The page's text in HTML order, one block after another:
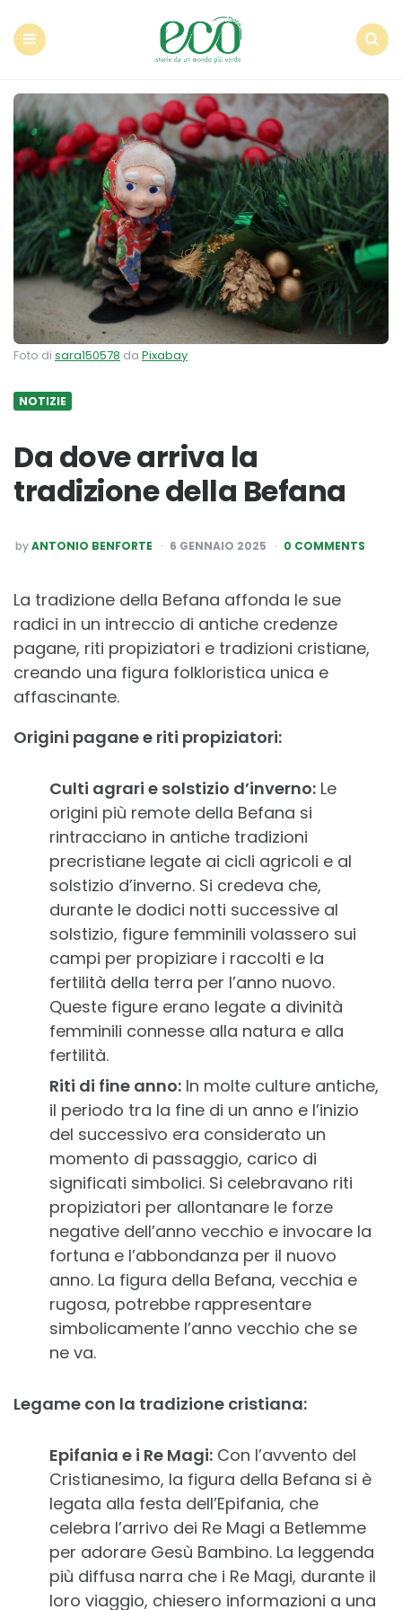
Foto di sara150578 da Pixabay
NOTIZIE
Da dove arriva la
tradizione della Befana
POSTED
BY
byANTONIO BENFORTE 6 GENNAIO 2025 0 COMMENTS
La tradizione della Befana affonda le sue
radici in un intreccio di antiche credenze
pagane, riti propiziatori e tradizioni cristiane,
creando una figura folkloristica unica e
affascinante.
Origini pagane e riti propiziatori:
Culti agrari e solstizio d’inverno: Le
origini più remote della Befana si
rintracciano in antiche tradizioni
precristiane legate ai cicli agricoli e al
solstizio d’inverno. Si credeva che,
durante le dodici notti successive al
solstizio, figure femminili volassero sui
campi per propiziare i raccolti e la
fertilità della terra per l’anno nuovo.
Queste figure erano legate a divinità
femminili connesse alla natura e alla
fertilità.
Riti di fine anno: In molte culture antiche,
il periodo tra la fine di un anno e l’inizio
del successivo era considerato un
momento di passaggio, carico di
significati simbolici. Si celebravano riti
propiziatori per allontanare le forze
negative dell’anno vecchio e invocare la
fortuna e l’abbondanza per il nuovo
anno. La figura della Befana, vecchia e
rugosa, potrebbe rappresentare
simbolicamente l’anno vecchio che se
ne va.
Legame con la tradizione cristiana:
Epifania e i Re Magi: Con l’avvento del
Cristianesimo, la figura della Befana si è
legata alla festa dell’Epifania, che
celebra l’arrivo dei Re Magi a Betlemme
per adorare Gesù Bambino. La leggenda
più diffusa narra che i Re Magi, durante il
loro viaggio, chiesero informazioni a una